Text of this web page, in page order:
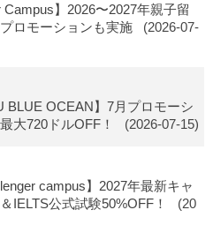
Campus】2026〜2027年親子留
ロモーションも実施 (2026-07-
BLUE OCEAN】7月プロモーシ
大720ドルOFF！
(2026-07-15)
campus】2027年最新キャ
IELTS公式試験50%OFF！
(20